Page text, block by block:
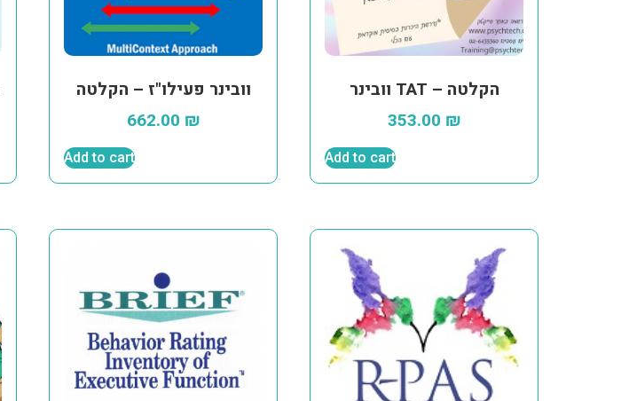
וובינר פעילו"ז – הקלטה
662.00 ₪
Add to cart
וובינר TAT – הקלטה
353.00 ₪
Add to cart